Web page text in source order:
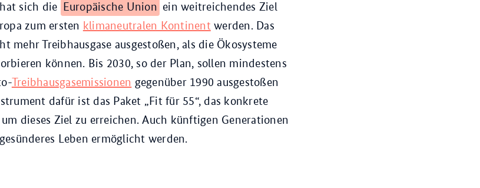
sich die Europäische Union ein weitreichendes Ziel
zum ersten klimaneutralen Kontinent werden. Das
mehr Treibhausgase ausgestoßen, als die Ökosysteme
können. Bis 2030, so der Plan, sollen mindestens
Treibhausgasemissionen gegenüber 1990 ausgestoßen
dafür ist das Paket „Fit für 55“, das konkrete
dieses Ziel zu erreichen.Auch künftigen Generationen
Leben ermöglicht werden.